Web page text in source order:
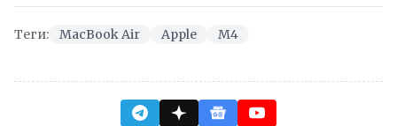
Теги: MacBook Air Apple M4